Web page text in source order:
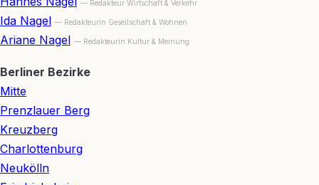
— Redakteur Wirtschaft & Verkehr
Ida Nagel — Redakteurin Gesellschaft & Wohnen
Ariane Nagel — Redakteurin Kultur & Meinung
Berliner Bezirke
Mitte
Prenzlauer Berg
Kreuzberg
Charlottenburg
Neukölln